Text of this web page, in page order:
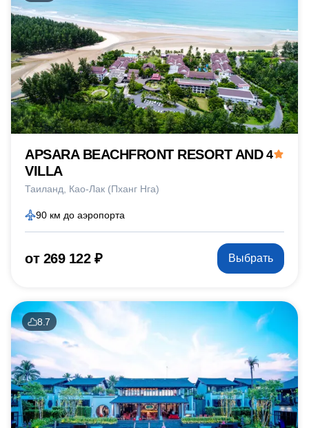
APSARA BEACHFRONT RESORT AND
VILLA
Таиланд Као-Лак (Пханг Нга)
4
90 км до аэропорта
от 269 122 ₽ Выбрать
8.7